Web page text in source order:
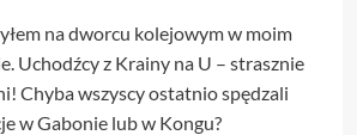
na dworcu kolejowym w moim
Uchodźcy z Krainy na U – strasznie
Chyba wszyscy ostatnio spędzali
w Gabonie lub w Kongu?